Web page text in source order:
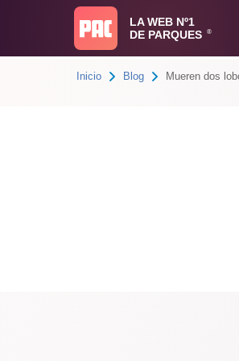
LA WEB Nº1
DE PARQUES
®
Inicio Blog Mueren dos